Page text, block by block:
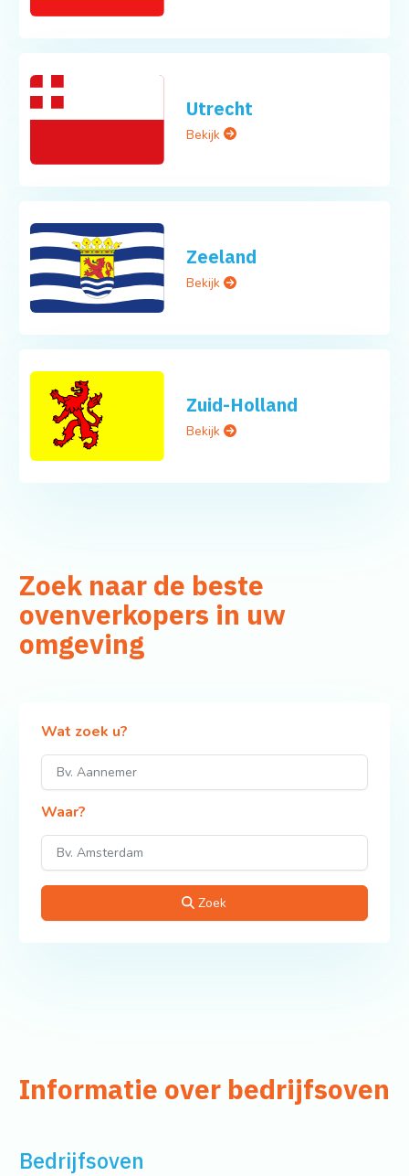
Utrecht
Bekijk
Zeeland
Bekijk
Zuid-Holland
Bekijk
Zoek naar de beste
ovenverkopers in uw
omgeving
Wat zoek u?
Waar?
Zoek
Informatie over bedrijfsoven
Bedrijfsoven